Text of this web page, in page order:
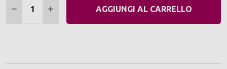
DIMINUIRE QUANTITÀ:
AUMENTARE QUANTITÀ:
AGGIUNGI AL CARRELLO